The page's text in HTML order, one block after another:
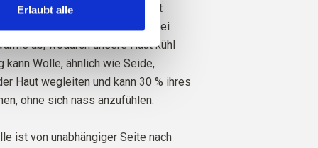
Erlaubt alleDas heißt, die Wolle hält
kaltem Wetter warm und gibt bei
ab, wodurch unsere Haut kühl
kann Wolle, ähnlich wie Seide,
Haut wegleiten und kann 30 % ihres
ohne sich nass anzufühlen.
ist von unabhängiger Seite nach